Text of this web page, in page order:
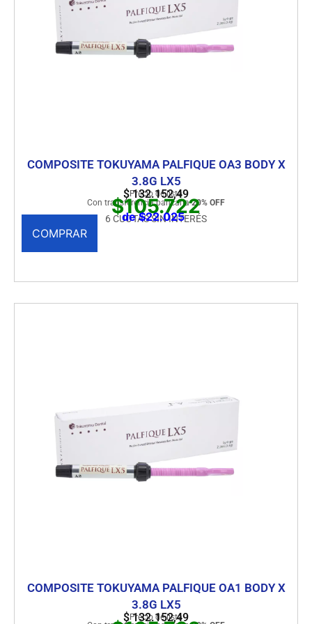
COMPOSITE TOKUYAMA PALFIQUE OA3 BODY X
3.8G LX5
Precio de lista
$132.152,49
Con transferencia bancaria20% OFF
$105.722
6 CUOTAS SIN INTERÉS
de $22.025
COMPRAR
COMPOSITE TOKUYAMA PALFIQUE OA1 BODY X
3.8G LX5
Precio de lista
$132.152,49